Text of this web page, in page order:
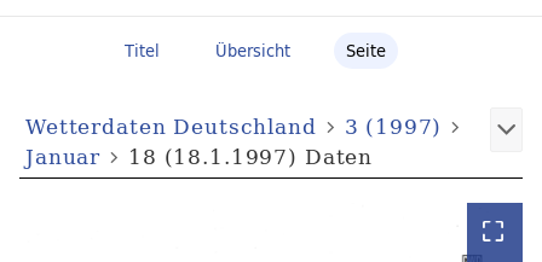
Titel Übersicht Seite
Wetterdaten Deutschland
3 (1997)
Januar
18 (18.1.1997) Daten